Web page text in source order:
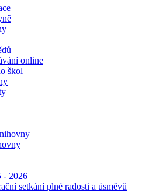
online
škol
- 2026
setkání plné radosti a úsměvů